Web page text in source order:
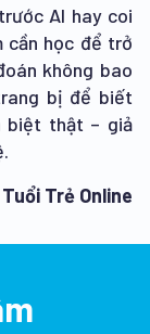
AI hay coi
cần học để trở
không bao
bị để biết
biệt thật – giả
Trẻ Online